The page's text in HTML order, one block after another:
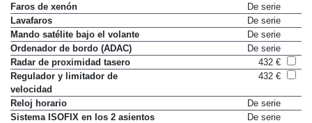
Faros de xenón
De serie
Lavafaros
De serie
Mando satélite bajo el volante
De serie
Ordenador de bordo (ADAC)
De serie
Radar de proximidad tasero
432 €
Regulador y limitador de
velocidad
432 €
Reloj horario
De serie
Sistema ISOFIX en los 2 asientos
De serie